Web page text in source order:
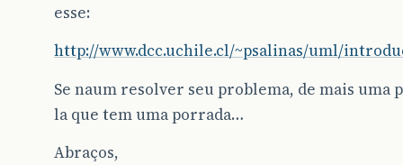
esse:
http://www.dcc.uchile.cl/~psalinas/uml/
Se naum resolver seu problema, de mais uma
la que tem uma porrada…
Abraços,